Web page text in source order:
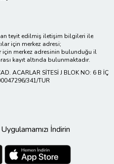
teyit edilmiş iletişim bilgileri ile
için merkez adresi;
için merkez adresinin bulunduğu il
kayıt altında bulunmaktadır.
ACARLAR SİTESİ J BLOK NO: 6 B İÇ
341/TUR
İndirin